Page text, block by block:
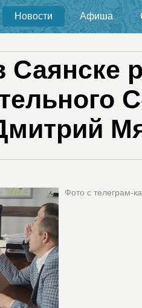
Новости Афиша
Саянске
Фото с телеграм-